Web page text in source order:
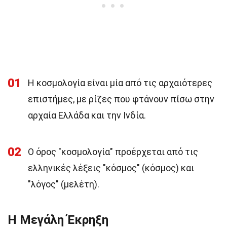
01
Η κοσμολογία είναι μία από τις αρχαιότερες
επιστήμες, με ρίζες που φτάνουν πίσω στην
αρχαία Ελλάδα και την Ινδία.
02
Ο όρος "κοσμολογία" προέρχεται από τις
ελληνικές λέξεις "κόσμος" (κόσμος) και
"λόγος" (μελέτη).
Η Μεγάλη Έκρηξη